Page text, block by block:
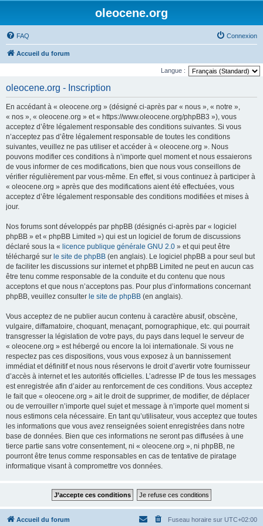
oleocene.org
FAQ Connexion
Accueil du forum
Langue :
oleocene.org - Inscription
En accédant à « oleocene.org » (désigné ci-après par « nous », « notre »,
« nos », « oleocene.org » et « https://www.oleocene.org/phpBB3 »), vous
acceptez d’être légalement responsable des conditions suivantes. Si vous
n’acceptez pas d’être légalement responsable de toutes les conditions
suivantes, veuillez ne pas utiliser et accéder à « oleocene.org ». Nous
pouvons modifier ces conditions à n’importe quel moment et nous essaierons
de vous informer de ces modifications, bien que nous vous conseillons de
vérifier régulièrement par vous-même. En effet, si vous continuez à participer à
« oleocene.org » après que des modifications aient été effectuées, vous
acceptez d’être légalement responsable des conditions modifiées et mises à
jour.
Nos forums sont développés par phpBB (désignés ci-après par « logiciel
phpBB » et « phpBB Limited ») qui est un logiciel de forum de discussions
déclaré sous la « licence publique générale GNU 2.0 » et qui peut être
téléchargé sur le site de phpBB (en anglais). Le logiciel phpBB a pour seul but
de faciliter les discussions sur internet et phpBB Limited ne peut en aucun cas
être tenu comme responsable de la conduite et du contenu que nous
acceptons et que nous n’acceptons pas. Pour plus d’informations concernant
phpBB, veuillez consulter le site de phpBB (en anglais).
Vous acceptez de ne publier aucun contenu à caractère abusif, obscène,
vulgaire, diffamatoire, choquant, menaçant, pornographique, etc. qui pourrait
transgresser la législation de votre pays, du pays dans lequel le serveur de
« oleocene.org » est hébergé ou encore la loi internationale. Si vous ne
respectez pas ces dispositions, vous vous exposez à un bannissement
immédiat et définitif et nous nous réservons le droit d’avertir votre fournisseur
d’accès à internet et les autorités officielles. L’adresse IP de tous les messages
est enregistrée afin d’aider au renforcement de ces conditions. Vous acceptez
le fait que « oleocene.org » ait le droit de supprimer, de modifier, de déplacer
ou de verrouiller n’importe quel sujet et message à n’importe quel moment si
nous estimons cela nécessaire. En tant qu’utilisateur, vous acceptez que toutes
les informations que vous avez renseignées soient enregistrées dans notre
base de données. Bien que ces informations ne seront pas diffusées à une
tierce partie sans votre consentement, ni « oleocene.org », ni phpBB, ne
pourront être tenus comme responsables en cas de tentative de piratage
informatique visant à compromettre vos données.
Accueil du forum Fuseau horaire sur UTC+02:00